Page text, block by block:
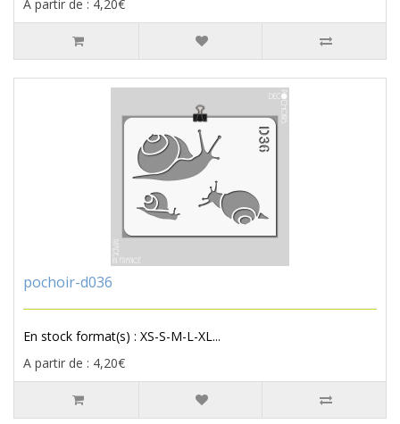
A partir de : 4,20€
pochoir-d036
En stock format(s) : XS-S-M-L-XL...
A partir de : 4,20€